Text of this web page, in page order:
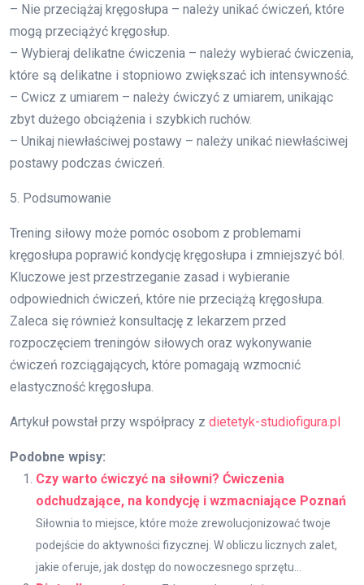
– Nie przeciążaj kręgosłupa – należy unikać ćwiczeń, które
mogą przeciążyć kręgosłup.
– Wybieraj delikatne ćwiczenia – należy wybierać ćwiczenia,
które są delikatne i stopniowo zwiększać ich intensywność.
– Cwicz z umiarem – należy ćwiczyć z umiarem, unikając
zbyt dużego obciążenia i szybkich ruchów.
– Unikaj niewłaściwej postawy – należy unikać niewłaściwej
postawy podczas ćwiczeń.
5. Podsumowanie
Trening siłowy może pomóc osobom z problemami
kręgosłupa poprawić kondycję kręgosłupa i zmniejszyć ból.
Kluczowe jest przestrzeganie zasad i wybieranie
odpowiednich ćwiczeń, które nie przeciążą kręgosłupa.
Zaleca się również konsultację z lekarzem przed
rozpoczęciem treningów siłowych oraz wykonywanie
ćwiczeń rozciągających, które pomagają wzmocnić
elastyczność kręgosłupa.
Artykuł powstał przy współpracy z dietetyk-studiofigura.pl
Podobne wpisy:
Czy warto ćwiczyć na siłowni? Ćwiczenia
odchudzające, na kondycję i wzmacniające Poznań
Siłownia to miejsce, które może zrewolucjonizować twoje
podejście do aktywności fizycznej. W obliczu licznych zalet,
jakie oferuje, jak dostęp do nowoczesnego sprzętu...